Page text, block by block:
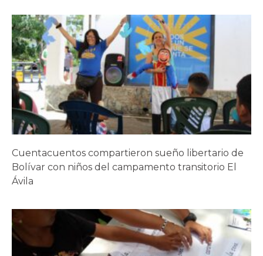
Cuentacuentos compartieron sueño libertario de
Bolívar con niños del campamento transitorio El
Ávila